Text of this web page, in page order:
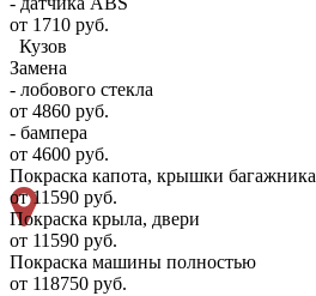
от 1710 руб.
Кузов
Замена
- лобового стекла
от 4860 руб.
- бампера
от 4600 руб.
Покраска капота, крышки багажника
от 11590 руб.
Покраска крыла, двери
от 11590 руб.
Покраска машины полностью
от 118750 руб.